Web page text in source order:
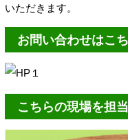
いただきます。
お問い合わせはこ
こちらの現場を担